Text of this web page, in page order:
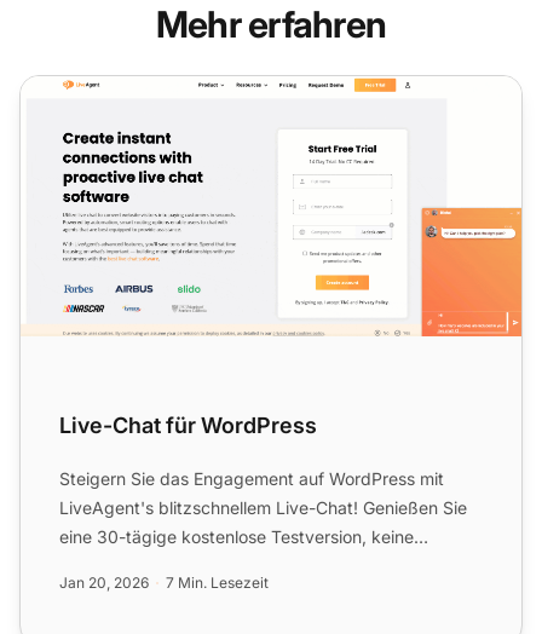
Mehr erfahren
Live-Chat für WordPress
Live-Chat für WordPress
Steigern Sie das Engagement auf WordPress mit
LiveAgent's blitzschnellem Live-Chat! Genießen Sie
eine 30-tägige kostenlose Testversion, keine
Jan 20, 2026 7 Min. Lesezeit